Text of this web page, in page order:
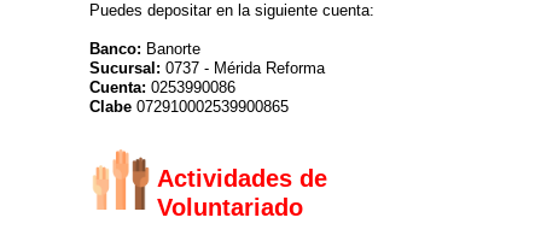
Puedes depositar en la siguiente cuenta:
Banco: Banorte
Sucursal: 0737 - Mérida Reforma
Cuenta: 0253990086
Clabe 072910002539900865
Actividades de
Voluntariado